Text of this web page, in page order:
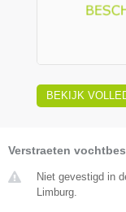
BEKIJK
Verstraeten
Niet gevestigd in
Limburg.